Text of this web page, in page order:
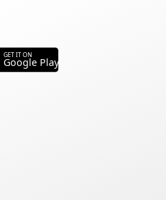
GET IT ON
Google Play